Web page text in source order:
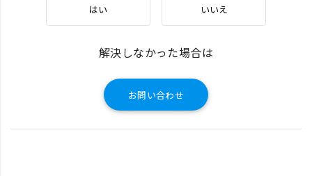
はい いいえ
解決しなかった場合は
お問い合わせ